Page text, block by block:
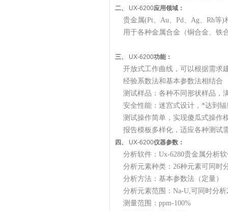
二、 UX-6200应用领域：
贵金属(Pt、Au、Pd、Ag、Rh等
用于各种金属合金（铜合金、铁
三、 UX-6200功能：
开放式工作曲线，可以根据需求
经验系数法和基本参数法相结合
测试样品：各种不同形状样品，
安全性能：迷宫式设计，*达到辐
测试操作简单，实现傻瓜式操作
报告模板多样化，适应各种测试
四、 UX-6200仪器参数：
分析软件：Ux-6280贵金属分析
分析元素种类：26种元素可同时
分析方法：基本参数法（定量）
分析元素范围：Na-U,可同时分析
测量范围：ppm-100%